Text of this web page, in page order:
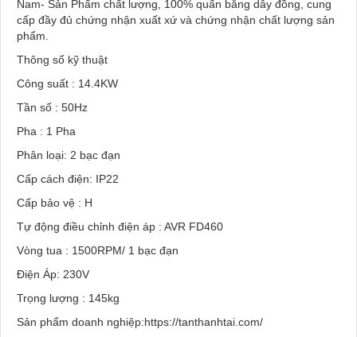
Nam- Sản Phẩm chất lượng, 100% quấn bằng dây đồng, cung
cấp đầy đủ chứng nhận xuất xứ và chứng nhận chất lượng sản
phẩm.
Thông số kỹ thuật
Công suất : 14.4KW
Tần số : 50Hz
Pha : 1 Pha
Phân loại: 2 bạc đạn
Cấp cách điện: IP22
Cấp bảo vệ : H
Tự động điều chỉnh điện áp : AVR FD460
Vòng tua : 1500RPM/ 1 bạc đạn
Điện Áp: 230V
Trọng lượng : 145kg
Sản phẩm doanh nghiệp:https://tanthanhtai.com/